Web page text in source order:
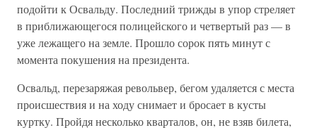
подойти к Освальду. Последний трижды в упор стреляет
в приближающегося полицейского и четвертый раз — в
уже лежащего на земле. Прошло сорок пять минут с
момента покушения на президента.
Освальд, перезаряжая револьвер, бегом удаляется с места
происшествия и на ходу снимает и бросает в кусты
куртку. Пройдя несколько кварталов, он, не взяв билета,